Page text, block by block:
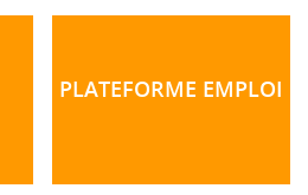
PLATEFORME EMPLOI